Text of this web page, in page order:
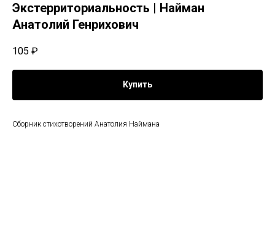
Экстерриториальность | Найман
Анатолий Генрихович
105 ₽
Купить
Сборник стихотворений Анатолия Наймана